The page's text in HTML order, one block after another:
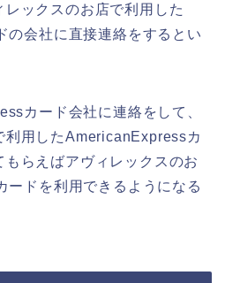
ックスのお店で利用した
会社に直接連絡をするとい
カード会社に連絡をして、
利用したAmericanExpressカ
らえばアヴィレックスのお
ドを利用できるようになる